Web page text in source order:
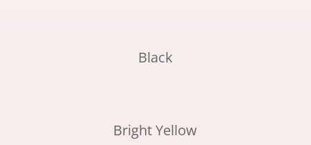
Black
Bright Yellow